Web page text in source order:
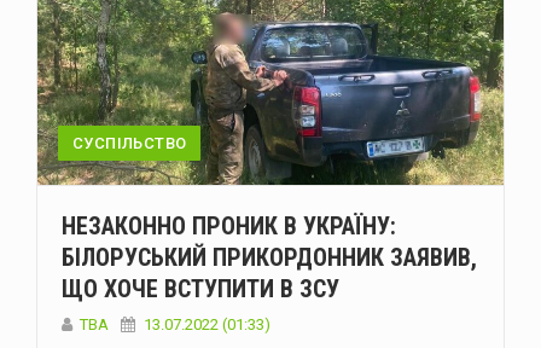
СУСПІЛЬСТВО
НЕЗАКОННО ПРОНИК В УКРАЇНУ:
БІЛОРУСЬКИЙ ПРИКОРДОННИК ЗАЯВИВ,
ЩО ХОЧЕ ВСТУПИТИ В ЗСУ
TBA 13.07.2022 (01:33)